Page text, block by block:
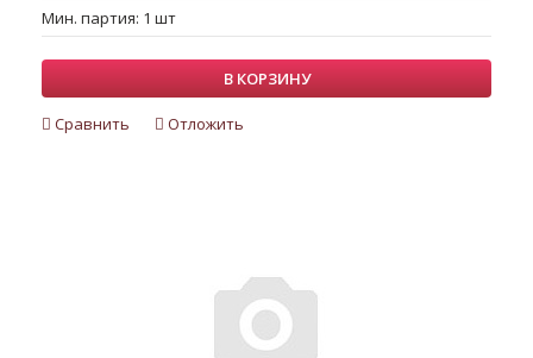
Мин. партия: 1 шт
В КОРЗИНУ
Сравнить Отложить